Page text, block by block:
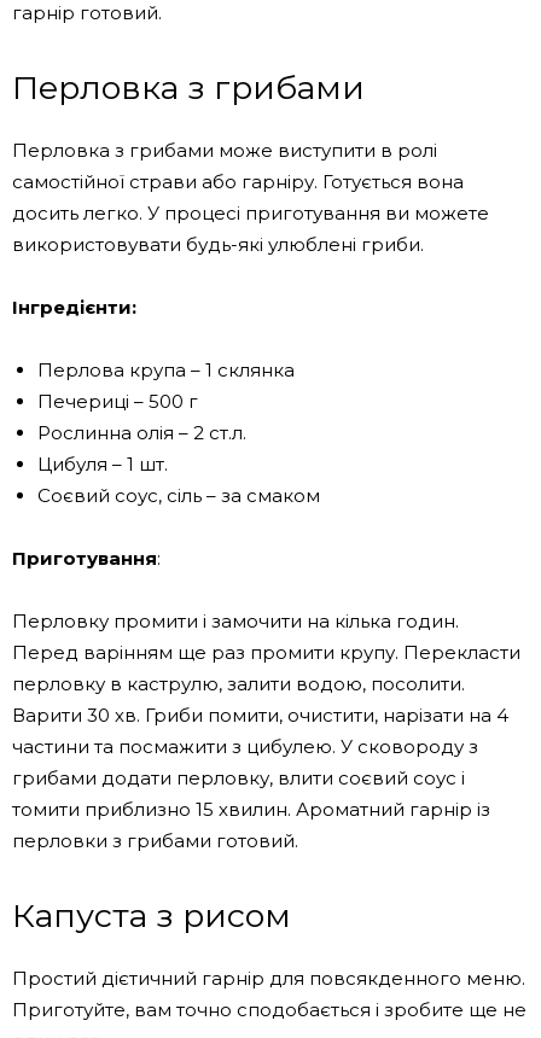
гарнір готовий.
Перловка з грибами
Перловка з грибами може виступити в ролі
самостійної страви або гарніру. Готується вона
досить легко. У процесі приготування ви можете
використовувати будь-які улюблені гриби.
Інгредієнти:
Перлова крупа – 1 склянка
Печериці – 500 г
Рослинна олія – ​​2 ст.л.
Цибуля – 1 шт.
Соєвий соус, сіль – за смаком
Приготування:
Перловку промити і замочити на кілька годин.
Перед варінням ще раз промити крупу. Перекласти
перловку в каструлю, залити водою, посолити.
Варити 30 хв. Гриби помити, очистити, нарізати на 4
частини та посмажити з цибулею. У сковороду з
грибами додати перловку, влити соєвий соус і
томити приблизно 15 хвилин. Ароматний гарнір із
перловки з грибами готовий.
Капуста з рисом
Простий дієтичний гарнір для повсякденного меню.
Приготуйте, вам точно сподобається і зробите ще не